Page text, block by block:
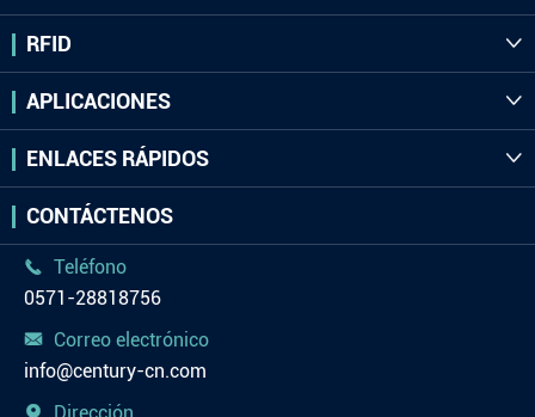
RFID 
APLICACIONES 
ENLACES RÁPIDOS 
CONTÁCTENOS

Teléfono
0571-28818756

Correo electrónico
info@century-cn.com
 Dirección